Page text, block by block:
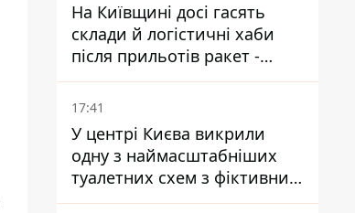
На Київщині досі гасять
склади й логістичні хаби
після прильотів ракет -
ДСНС
17:41
У центрі Києва викрили
одну з наймасштабніших
туалетних схем з фіктивним
будинком